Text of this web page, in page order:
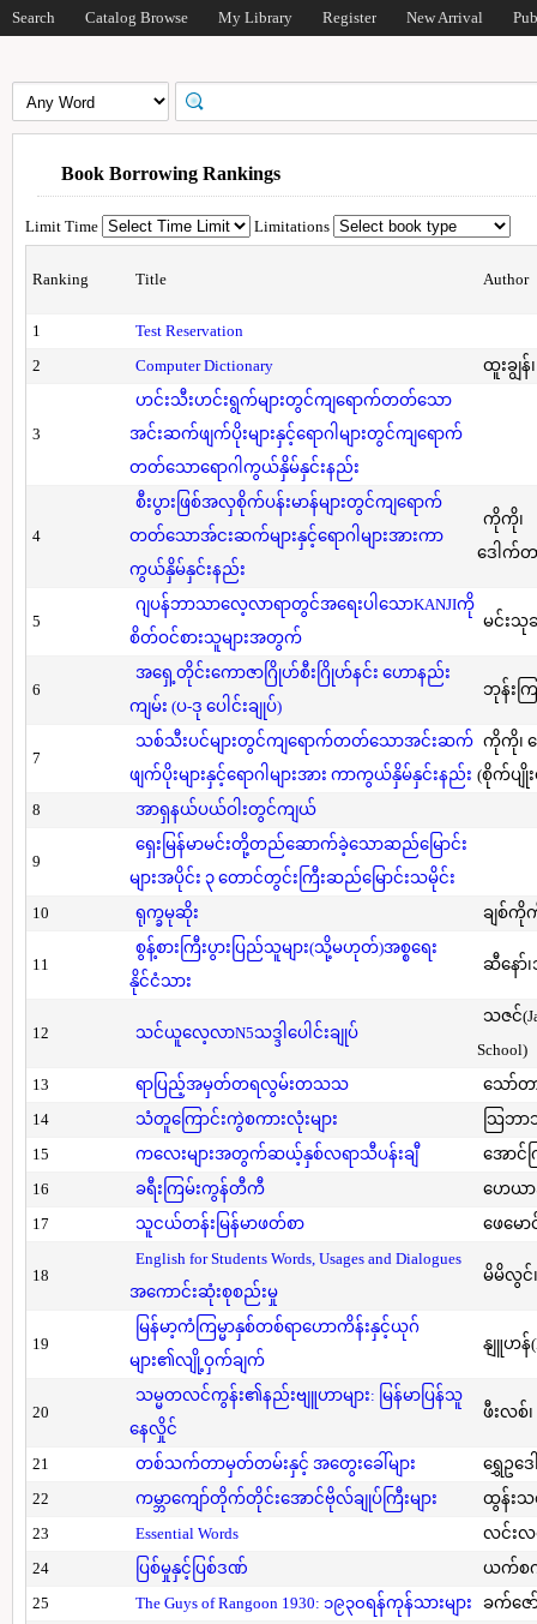
Search Catalog Browse My Library Register New Arrival
Book Borrowing Rankings
Limit Time Limitations
Ranking Title Author
1
Test Reservation
2
Computer Dictionary ထူးချွန်
3
ဟင်းသီးဟင်းရွက်များတွင်ကျရောက်တတ်သော
အင်းဆက်ဖျက်ပိုးများနှင့်ရောဂါများတွင်ကျရောက်
တတ်သောရောဂါကွယ်နှိမ်နှင်းနည်း
4
စီးပွားဖြစ်အလှစိုက်ပန်းမာန်များတွင်ကျရောက်
တတ်သောအ်ငးဆက်များနှင့်ရောဂါများအားကာ
ကွယ်နှိမ်နှင်းနည်း
ကိုကို၊
ဒေါက်တ
5
ဂျပန်ဘာသာလေ့လာရာတွင်အရေးပါသောKANJIကို
စိတ်ဝင်စားသူများအတွက်
မင်းသုခ
6
အရှေ့တိုင်းကောဇာဂြိုဟ်စီးဂြိုဟ်နင်း ဟောနည်း
ကျမ်း (ပ-ဒု ပေါင်းချုပ်)
ဘုန်းက
7
သစ်သီးပင်များတွင်ကျရောက်တတ်သောအင်းဆက်
ဖျက်ပိုးများနှင့်ရောဂါများအား ကာကွယ်နှိမ်နှင်းနည်း
ကိုကို၊
(စိုက်ပျိုး
8
အာရှနယ်ပယ်ဝါးတွင်ကျယ်
9
ရှေးမြန်မာမင်းတို့တည်ဆောက်ခဲ့သောဆည်မြောင်း
များအပိုင်း ၃ တောင်တွင်းကြီးဆည်မြောင်းသမိုင်း
10
ရုက္ခမုဆိုး ချစ်ကို
11
စွန့်စားကြီးပွားပြည်သူများ(သို့မဟုတ်)အစ္စရေး
နိုင်ငံသား
ဆီနော်၊
12 သင်ယူလေ့လာN5သဒ္ဒါပေါင်းချုပ်
သဇင်
School)
13
ရာပြည့်အမှတ်တရလွမ်းတသသ
သော်တ
14
သံတူကြောင်းကွဲစကားလုံးများ
သြဘာ
15
ကလေးများအတွက်ဆယ့်နှစ်လရာသီပန်းချီ
အောင်
16
ခရီးကြမ်းကွန်တီကီ
ဟေယာ
17
သူငယ်တန်းမြန်မာဖတ်စာ ဖေမော
18
English for Students Words, Usages and Dialogues
အကောင်းဆုံးစုစည်းမှု
မိမိလွင်၊
19
မြန်မာ့ကံကြမ္မာနှစ်တစ်ရာဟောကိန်းနှင့်ယုဂ်
များ၏လျို့ဝှက်ချက်
နျူဟန်
20
သမ္မတလင်ကွန်း၏နည်းဗျူဟာများ: မြန်မာပြန်သူ
နေလှိုင်
ဖီးလစ်
21 တစ်သက်တာမှတ်တမ်းနှင့် အတွေးခေါ်များ
ရွှေဥဒေ
22
ကမ္ဘာကျော်တိုက်တိုင်းအောင်ဗိုလ်ချုပ်ကြီးများ
ထွန်းသ
23
Essential Words
လင်းလ
24
ပြစ်မှုနှင့်ပြစ်ဒဏ်
ယက်စကီ
25
The Guys of Rangoon 1930: ၁၉၃၀ရန်ကုန်သားများ
ခက်ဇေ